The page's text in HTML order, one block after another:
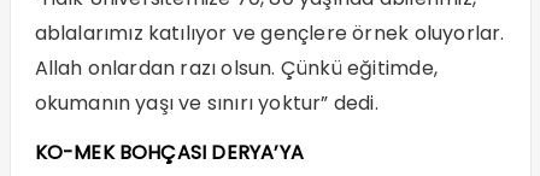
ablalarımız katılıyor ve gençlere örnek oluyorlar.
Allah onlardan razı olsun. Çünkü eğitimde,
okumanın yaşı ve sınırı yoktur” dedi.
KO-MEK BOHÇASI DERYA’YA